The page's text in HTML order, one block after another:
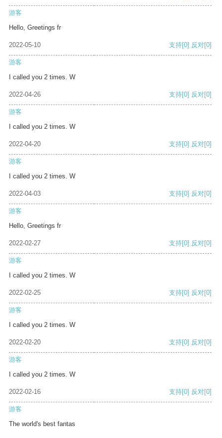
游客
Hello, Greetings fr
2022-05-10 支持[0] 反对[0]
游客
I called you 2 times. W
2022-04-26 支持[0] 反对[0]
游客
I called you 2 times. W
2022-04-20 支持[0] 反对[0]
游客
I called you 2 times. W
2022-04-03 支持[0] 反对[0]
游客
Hello, Greetings fr
2022-02-27 支持[0] 反对[0]
游客
I called you 2 times. W
2022-02-25 支持[0] 反对[0]
游客
I called you 2 times. W
2022-02-20 支持[0] 反对[0]
游客
I called you 2 times. W
2022-02-16 支持[0] 反对[0]
游客
The world's best fantas